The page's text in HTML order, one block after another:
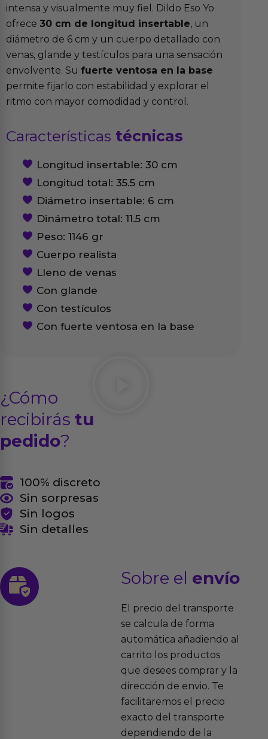
intensa y visualmente muy fiel. Dildo Eso Yo
ofrece 30 cm de longitud insertable, un
diámetro de 6 cm y un cuerpo detallado con
venas, glande y testículos para una sensación
envolvente. Su fuerte ventosa en la base
permite fijarlo con estabilidad y explorar el
ritmo con mayor comodidad y control.
Características técnicas
Longitud insertable: 30 cm
Longitud total: 35.5 cm
Diámetro insertable: 6 cm
Dinámetro total: 11.5 cm
Peso: 1146 gr
Cuerpo realista
Lleno de venas
Con glande
Con testículos
Con fuerte ventosa en la base
¿Cómo
recibirás tu
pedido?
100% discreto
Sin sorpresas
Sin logos
Sin detalles
Sobre el envío
El precio del transporte
se calcula de forma
automática añadiendo al
carrito los productos
que desees comprar y la
dirección de envio. Te
facilitaremos el precio
exacto del transporte
dependiendo de la